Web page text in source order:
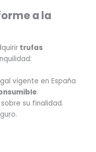
a la
trufas
vigente en España
.
su finalidad.